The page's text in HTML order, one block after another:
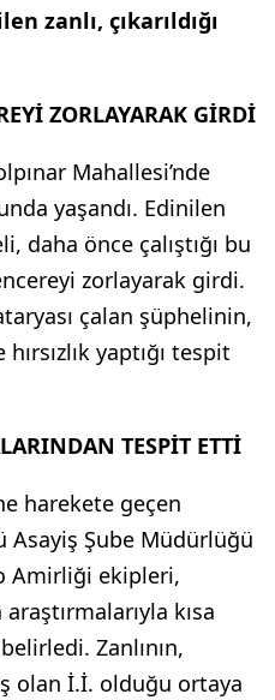
zanlı, çıkarıldığı
ZORLAYARAK GİRDİ
Mahallesi’nde
yaşandı. Edinilen
daha önce çalıştığı bu
zorlayarak girdi.
çalan şüphelinin,
yaptığı tespit
TESPİT ETTİ
harekete geçen
Asayiş Şube Müdürlüğü
Amirliği ekipleri,
kısa
Zanlının,
olan İ.İ. olduğu ortaya